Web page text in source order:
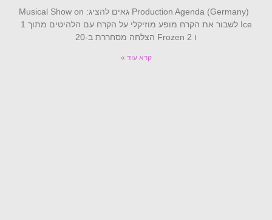
Production Agenda (Germany) גאים להציג: Musical Show on
Ice לשבור את הקרח מופע מוזיקלי על הקרח עם הלהיטים מתוך 1
ו Frozen 2 הצלחה מסחררת ב-20
קרא עוד »